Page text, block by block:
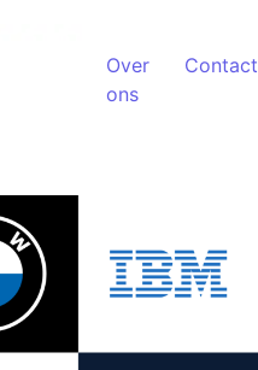
Over
ons
Contact